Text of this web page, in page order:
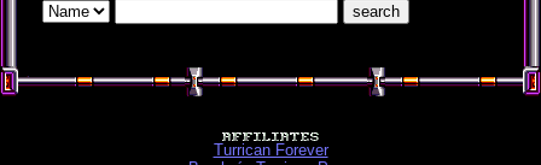
Turrican Forever